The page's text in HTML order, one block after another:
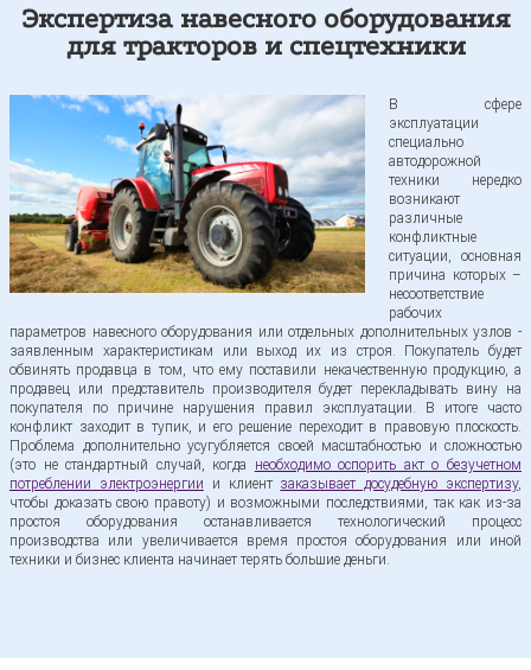
Экспертиза навесного оборудования
для тракторов и спецтехники
В сфере
эксплуатации
специально
автодорожной
техники нередко
возникают
различные
конфликтные
ситуации, основная
причина которых –
несоответствие
рабочих
параметров навесного оборудования или отдельных дополнительных узлов -
заявленным характеристикам или выход их из строя. Покупатель будет
обвинять продавца в том, что ему поставили некачественную продукцию, а
продавец или представитель производителя будет перекладывать вину на
покупателя по причине нарушения правил эксплуатации. В итоге часто
конфликт заходит в тупик, и его решение переходит в правовую плоскость.
Проблема дополнительно усугубляется своей масштабностью и сложностью
(это не стандартный случай, когда необходимо оспорить акт о безучетном
потреблении электроэнергии и клиент заказывает досудебную экспертизу,
чтобы доказать свою правоту) и возможными последствиями, так как из-за
простоя оборудования останавливается технологический процесс
производства или увеличивается время простоя оборудования или иной
техники и бизнес клиента начинает терять большие деньги.